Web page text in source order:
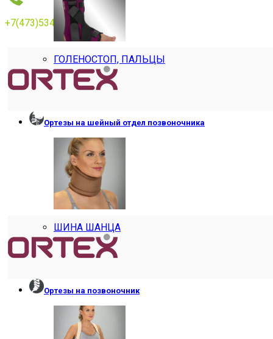
+7(473)534769
ГОЛЕНОСТОП, ПАЛЬЦЫ
Ортезы на шейный отдел позвоночника
ШИНА ШАНЦА
Ортезы на позвоночник